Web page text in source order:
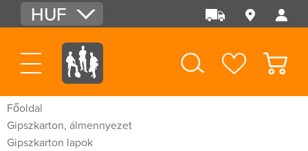
HUF
EUR
USD
Főoldal
Gipszkarton, álmennyezet
Gipszkarton lapok